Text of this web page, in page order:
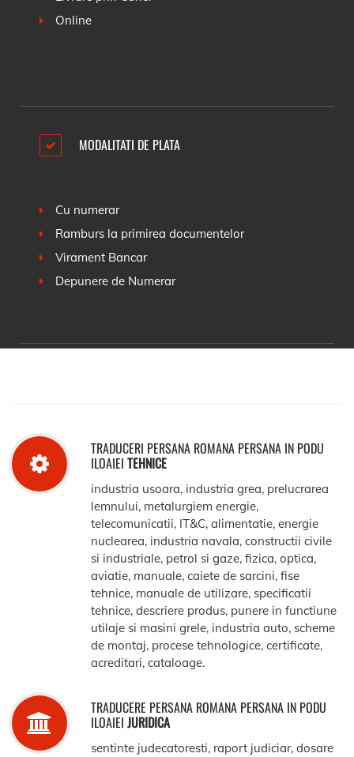
Online
MODALITATI DE PLATA
Cu numerar
Ramburs la primirea documentelor
Virament Bancar
Depunere de Numerar
TRADUCERI PERSANA ROMANA PERSANA IN PODU
ILOAIEI TEHNICE
industria usoara, industria grea, prelucrarea
lemnului, metalurgiem energie,
telecomunicatii, IT&C, alimentatie, energie
nuclearea, industria navala, constructii civile
si industriale, petrol si gaze, fizica, optica,
aviatie, manuale, caiete de sarcini, fise
tehnice, manuale de utilizare, specificatii
tehnice, descriere produs, punere in functiune
utilaje si masini grele, industria auto, scheme
de montaj, procese tehnologice, certificate,
acreditari, cataloage.
TRADUCERE PERSANA ROMANA PERSANA IN PODU
ILOAIEI JURIDICA
sentinte judecatoresti, raport judiciar, dosare